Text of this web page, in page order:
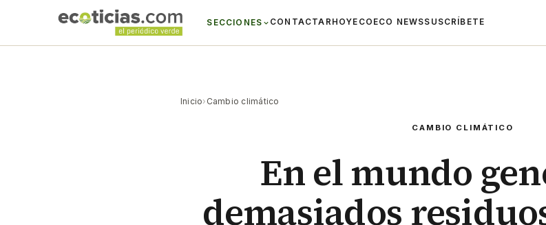
SECCIONES CONTACTAR HOYECO ECO NEWSSUSCRÍBETE
Inicio› Cambio climático
CAMBIO CLIMÁTICO
En el mundo
demasiados